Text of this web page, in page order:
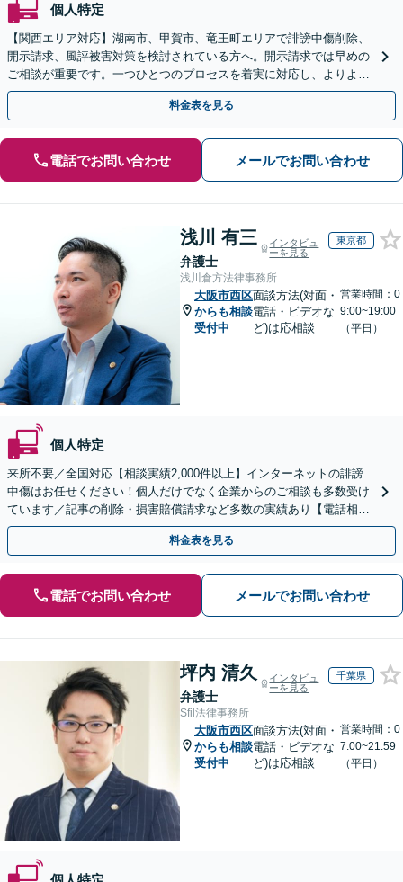
個人特定
【関西エリア対応】湖南市、甲賀市、竜王町エリアで誹謗中傷削除、
開示請求、風評被害対策を検討されている方へ。開示請求では早めの
ご相談が重要です。一つひとつのプロセスを着実に対応し、よりよい
解決に向けて尽力いたします【Web面談OK】
料金表を見る
電話でお問い合わせ メールでお問い合わせ
浅川 有三
弁護士
インタビュ
ーを見る
東京都
浅川倉方法律事務所
大阪市西区
からも相談
受付中
面談方法(対面・
電話・ビデオな
ど)は応相談
営業時間：0
9:00~19:00
（平日）
個人特定
来所不要／全国対応【相談実績2,000件以上】インターネットの誹謗
中傷はお任せください！個人だけでなく企業からのご相談も多数受け
ています／記事の削除・損害賠償請求など多数の実績あり【電話相談
可】【初回相談無料】【夜間休日面談可】
料金表を見る
電話でお問い合わせ メールでお問い合わせ
坪内 清久
弁護士
インタビュ
ーを見る
千葉県
Sfil法律事務所
大阪市西区
からも相談
受付中
面談方法(対面・
電話・ビデオな
ど)は応相談
営業時間：0
7:00~21:59
（平日）